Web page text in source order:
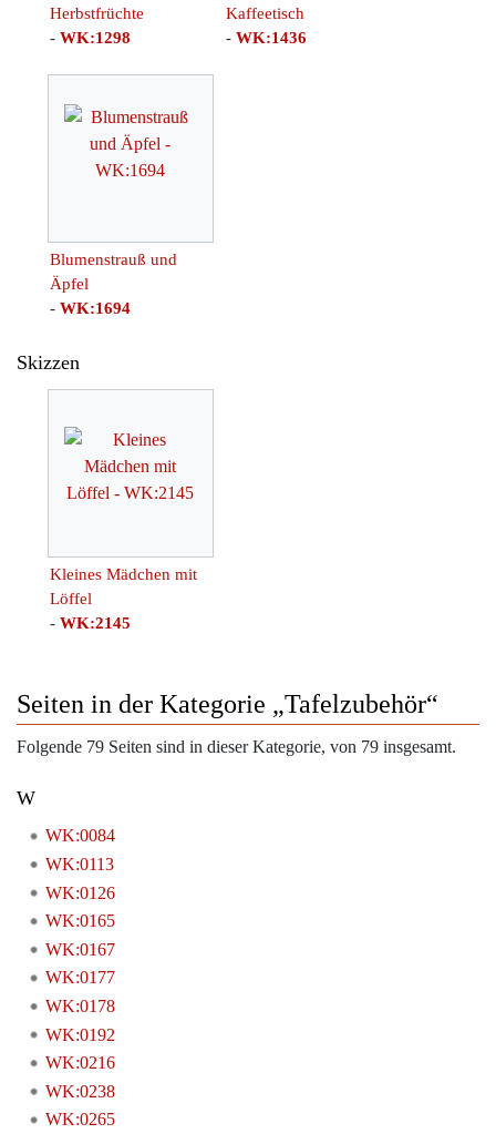
Herbstfrüchte
- WK:1298
Kaffeetisch
- WK:1436
Blumenstrauß und
Äpfel
- WK:1694
Skizzen
Kleines Mädchen mit
Löffel
- WK:2145
Seiten in der Kategorie „Tafelzubehör“
Folgende 79 Seiten sind in dieser Kategorie, von 79 insgesamt.
W
WK:0084
WK:0113
WK:0126
WK:0165
WK:0167
WK:0177
WK:0178
WK:0192
WK:0216
WK:0238
WK:0265